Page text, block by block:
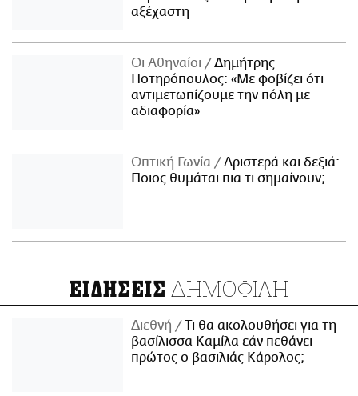
αξέχαστη
Οι Αθηναίοι
Δημήτρης
Ποτηρόπουλος: «Με φοβίζει ότι
αντιμετωπίζουμε την πόλη με
αδιαφορία»
Οπτική Γωνία
Αριστερά και δεξιά:
Ποιος θυμάται πια τι σημαίνουν;
ΕΙΔΗΣΕΙΣ ΔΗΜΟΦΙΛΗ
Διεθνή
Τι θα ακολουθήσει για τη
βασίλισσα Καμίλα εάν πεθάνει
πρώτος ο βασιλιάς Κάρολος;